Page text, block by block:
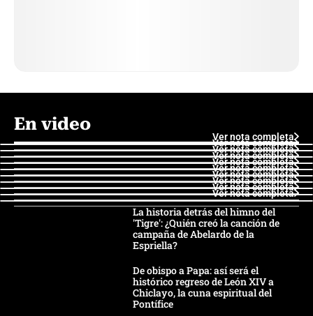
En video
Ver nota completa
Ver nota completa
Ver nota completa
Ver nota completa
Ver nota completa
Ver nota completa
Ver nota completa
Ver nota completa
Ver nota completa
Ver nota completa
La historia detrás del himno del
'Tigre': ¿Quién creó la canción de
campaña de Abelardo de la
Espriella?
De obispo a Papa: así será el
histórico regreso de León XIV a
Chiclayo, la cuna espiritual del
Pontífice